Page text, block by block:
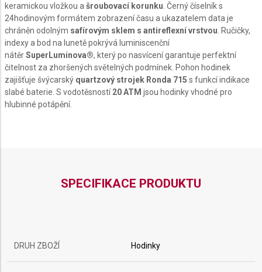
keramickou vložkou a šroubovací korunku . Černý číselník s
24hodinovým formátem zobrazení času a ukazatelem data je
chráněn odolným safírovým sklem s antireflexní vrstvou . Ručičky,
indexy a bod na lunetě pokrývá luminiscenční
nátěrSuperLuminova®, který po nasvícení garantuje perfektní
čitelnost za zhoršených světelných podmínek. Pohon hodinek
zajišťuje švýcarský quartzový strojek Ronda 715 s funkcí indikace
slabé baterie. S vodotěsností20 ATM jsou hodinky vhodné pro
hlubinné potápění.
SPECIFIKACE PRODUKTU
DRUH ZBOŽÍ Hodinky